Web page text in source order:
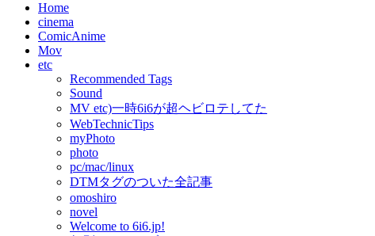
Home
cinema
ComicAnime
Mov
etc
Recommended Tags
Sound
MV etc)一時6i6が超ヘビロテしてた
WebTechnicTips
myPhoto
photo
pc/mac/linux
DTMタグのついた全記事
omoshiro
novel
Welcome to 6i6.jp!